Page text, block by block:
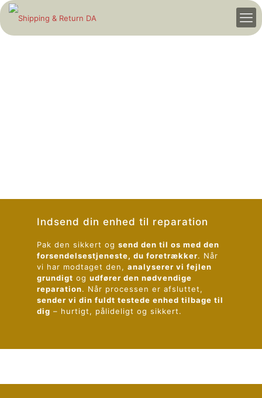
Indsend din enhed til reparation
Pak den sikkert og send den til os med den
forsendelsestjeneste, du foretrækker. Når
vi har modtaget den, analyserer vi fejlen
grundigt og udfører den nødvendige
reparation. Når processen er afsluttet,
sender vi din fuldt testede enhed tilbage til
dig – hurtigt, pålideligt og sikkert.